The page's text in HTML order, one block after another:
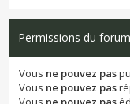
Permissions du forum
Vous ne pouvez pas
Vous ne pouvez pas